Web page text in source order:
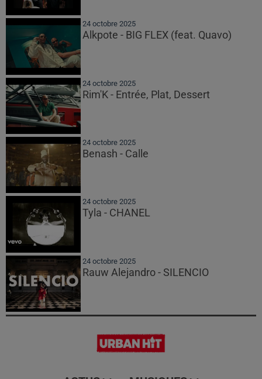
24 octobre 2025
Alkpote - BIG FLEX (feat. Quavo)
24 octobre 2025
Rim'K - Entrée, Plat, Dessert
24 octobre 2025
Benash - Calle
24 octobre 2025
Tyla - CHANEL
24 octobre 2025
Rauw Alejandro - SILENCIO